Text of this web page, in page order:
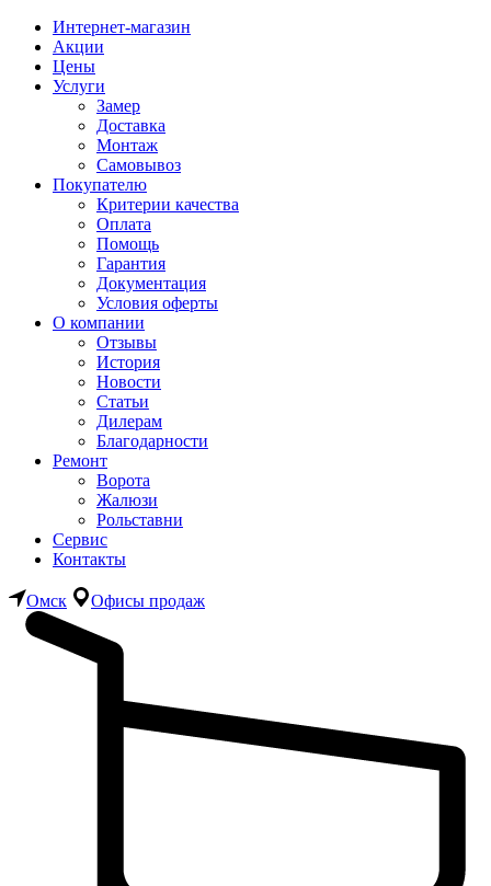
Интернет-магазин
Акции
Цены
Услуги
Замер
Доставка
Монтаж
Самовывоз
Покупателю
Критерии качества
Оплата
Помощь
Гарантия
Документация
Условия оферты
О компании
Отзывы
История
Новости
Статьи
Дилерам
Благодарности
Ремонт
Ворота
Жалюзи
Рольставни
Сервис
Контакты
Омск Офисы продаж